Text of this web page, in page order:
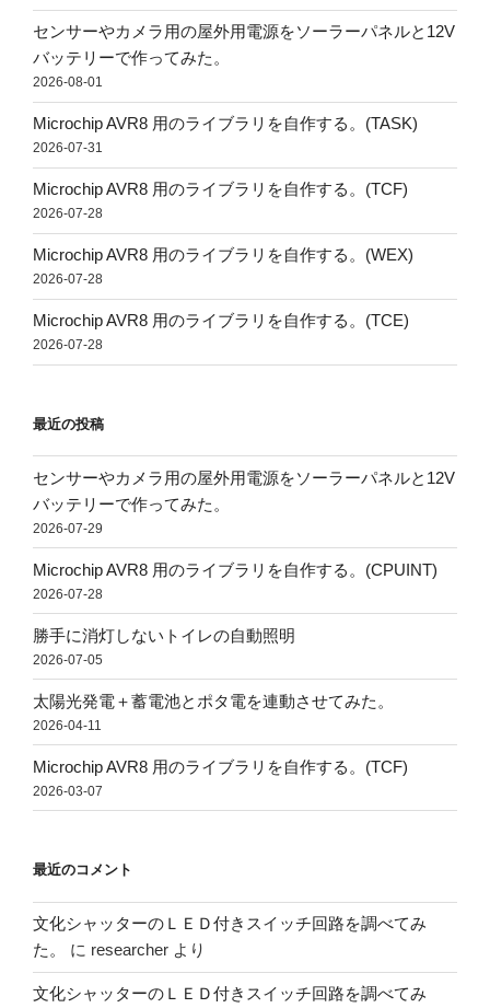
センサーやカメラ用の屋外用電源をソーラーパネルと12V
バッテリーで作ってみた。
2026-08-01
Microchip AVR8 用のライブラリを自作する。(TASK)
2026-07-31
Microchip AVR8 用のライブラリを自作する。(TCF)
2026-07-28
Microchip AVR8 用のライブラリを自作する。(WEX)
2026-07-28
Microchip AVR8 用のライブラリを自作する。(TCE)
2026-07-28
最近の投稿
センサーやカメラ用の屋外用電源をソーラーパネルと12V
バッテリーで作ってみた。
2026-07-29
Microchip AVR8 用のライブラリを自作する。(CPUINT)
2026-07-28
勝手に消灯しないトイレの自動照明
2026-07-05
太陽光発電＋蓄電池とポタ電を連動させてみた。
2026-04-11
Microchip AVR8 用のライブラリを自作する。(TCF)
2026-03-07
最近のコメント
文化シャッターのＬＥＤ付きスイッチ回路を調べてみ
た。
に researcher より
文化シャッターのＬＥＤ付きスイッチ回路を調べてみ